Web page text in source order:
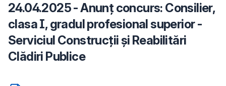
24.04.2025 - Anunț concurs: Consilier,
clasa I, gradul profesional superior -
Serviciul Construcții și Reabilitări
Clădiri Publice